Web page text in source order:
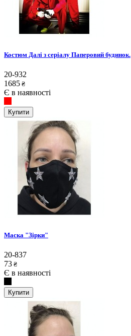
Костюм Далі з серіалу Паперовий будинок.
20-932
1685 ₴
Є в наявності
Купити
Маска "Зірки"
20-837
73 ₴
Є в наявності
Купити